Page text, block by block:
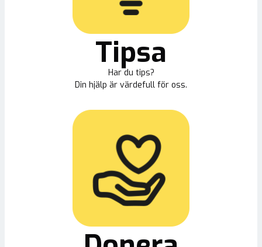
Tipsa
Har du tips?
Din hjälp är värdefull för oss.